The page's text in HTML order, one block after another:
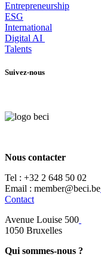
Entrepreneurship
ESG
International
Digital AI
Talents
Suivez-nous
Nous contacter
Tel : +32 2 648 50 02​
​​Email : member@beci.be
Contact
Avenue Louise 500
​1050 Bruxelles
Qui sommes-nous ?